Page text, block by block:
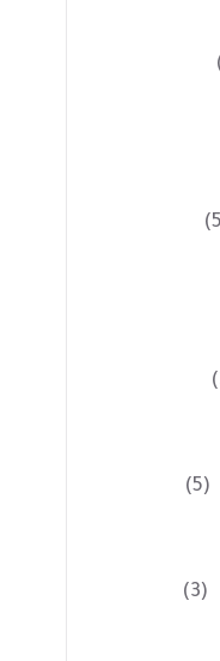
(5)
(3)